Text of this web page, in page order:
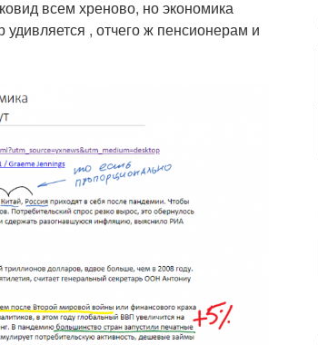
всем хреново, но экономика
, отчего ж пенсионерам и